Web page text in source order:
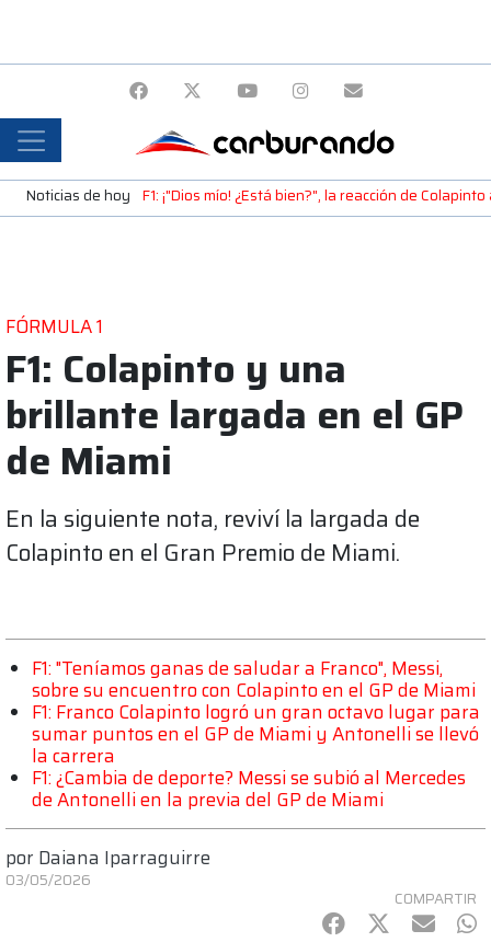
Noticias de hoy F1: ¡"Dios mío! ¿Está bien?", la reacción de
FÓRMULA 1
F1: Colapinto y una
brillante largada en el GP
de Miami
En la siguiente nota, reviví la largada de
Colapinto en el Gran Premio de Miami.
F1: "Teníamos ganas de saludar a Franco", Messi,
sobre su encuentro con Colapinto en el GP de Miami
F1: Franco Colapinto logró un gran octavo lugar para
sumar puntos en el GP de Miami y Antonelli se llevó
la carrera
F1: ¿Cambia de deporte? Messi se subió al Mercedes
de Antonelli en la previa del GP de Miami
por Daiana Iparraguirre
03/05/2026
COMPARTIR
Facebook
Twitter
mail